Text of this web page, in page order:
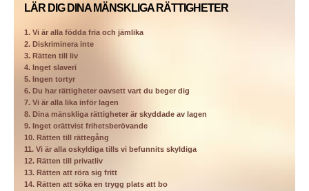
LÄR DIG DINA MÄNSKLIGA RÄTTIGHETER
1. Vi är alla födda fria och jämlika
2. Diskriminera inte
3. Rätten till liv
4. Inget slaveri
5. Ingen tortyr
6. Du har rättigheter oavsett vart du beger dig
7. Vi är alla lika inför lagen
8. Dina mänskliga rättigheter är skyddade av lagen
9. Inget orättvist frihetsberövande
10. Rätten till rättegång
11. Vi är alla oskyldiga tills vi befunnits skyldiga
12. Rätten till privatliv
13. Rätten att röra sig fritt
14. Rätten att söka en trygg plats att bo